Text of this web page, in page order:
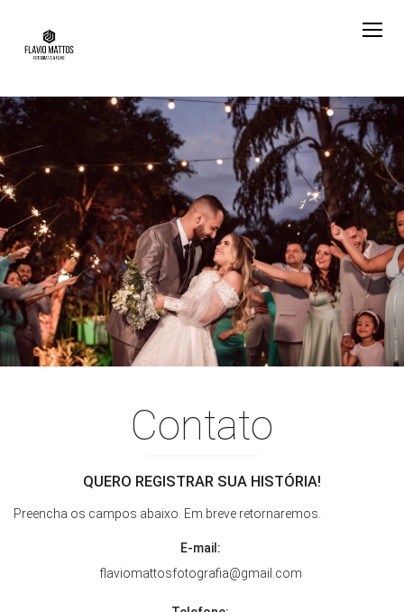
Contato
QUERO REGISTRAR SUA HISTÓRIA!
Preencha os campos abaixo. Em breve retornaremos.
E-mail:
flaviomattosfotografia@gmail.com